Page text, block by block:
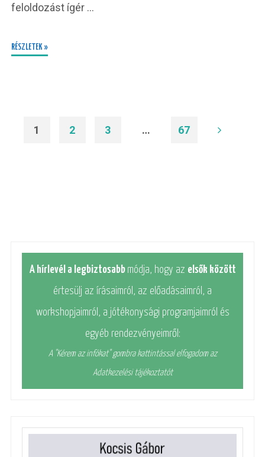
feloldozást ígér …
RÉSZLETEK »
1 2 3 … 67
A hírlevél a legbiztosabb módja, hogy az elsők között
értesülj az írásaimról, az előadásaimról, a
workshopjaimról, a jótékonysági programjaimról és
egyéb rendezvényeimről:
A "Kérem az infókat" gombra kattintással elfogadom az
Adatkezelési tájékoztatót